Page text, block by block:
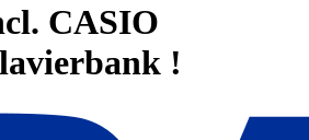
CASIO
!